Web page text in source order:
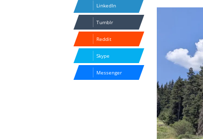
LinkedIn
Tumblr
Reddit
Skype
Messenger